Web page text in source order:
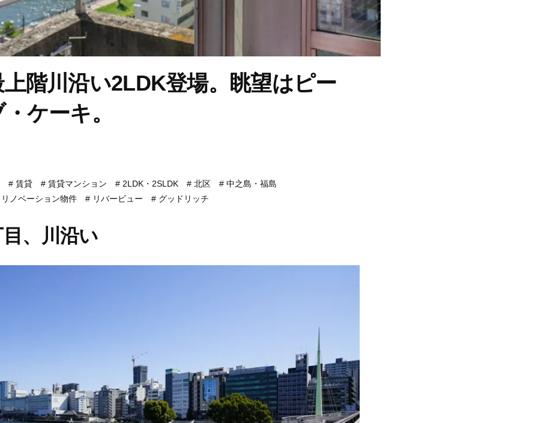
階川沿い2LDK登場。眺望はピー
ケーキ。
賃貸 賃貸マンション 2LDK・2SLDK 北区
中之島・福島
リノベーション物件
リバービュー グッドリッチ
、川沿い